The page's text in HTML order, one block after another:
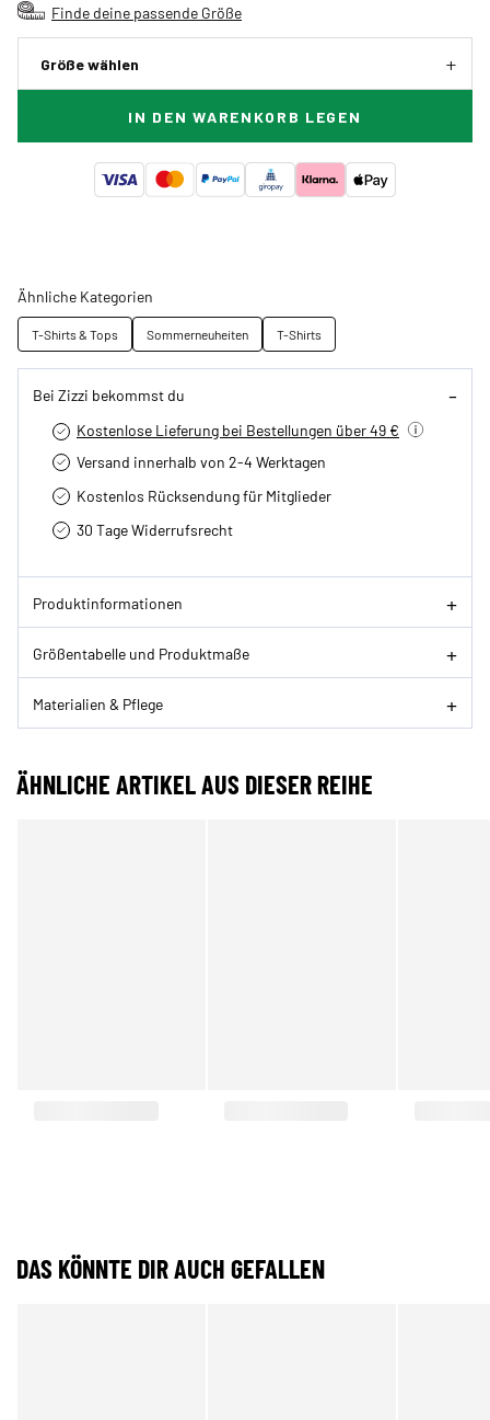
Finde deine passende Größe
Größe wählen
IN DEN WARENKORB LEGEN
Ähnliche Kategorien
T-Shirts & Tops Sommerneuheiten T-Shirts
Bei Zizzi bekommst du
Kostenlose Lieferung bei Bestellungen über 49 €
Versand innerhalb von 2-4 Werktagen
Kostenlos Rücksendung für Mitglieder
30 Tage Widerrufsrecht
Produktinformationen
Größentabelle und Produktmaße
Materialien & Pflege
ÄHNLICHE ARTIKEL AUS DIESER REIHE
DAS KÖNNTE DIR AUCH GEFALLEN